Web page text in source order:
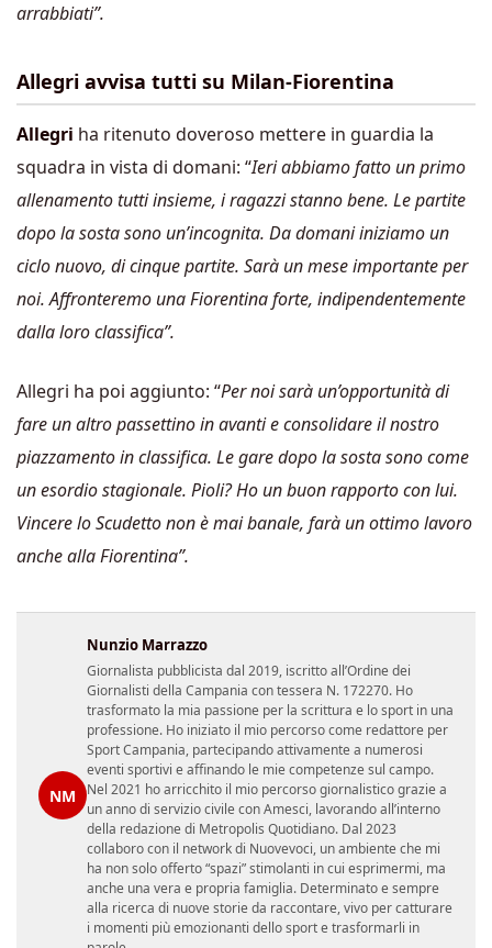
arrabbiati”.
Allegri avvisa tutti su Milan-Fiorentina
Allegri ha ritenuto doveroso mettere in guardia la
squadra in vista di domani: “Ieri abbiamo fatto un primo
allenamento tutti insieme, i ragazzi stanno bene. Le partite
dopo la sosta sono un’incognita. Da domani iniziamo un
ciclo nuovo, di cinque partite. Sarà un mese importante per
noi. Affronteremo una Fiorentina forte, indipendentemente
dalla loro classifica”.
Allegri ha poi aggiunto: “Per noi sarà un’opportunità di
fare un altro passettino in avanti e consolidare il nostro
piazzamento in classifica. Le gare dopo la sosta sono come
un esordio stagionale. Pioli? Ho un buon rapporto con lui.
Vincere lo Scudetto non è mai banale, farà un ottimo lavoro
anche alla Fiorentina”.
NM
Nunzio Marrazzo
Giornalista pubblicista dal 2019, iscritto all’Ordine dei
Giornalisti della Campania con tessera N. 172270. Ho
trasformato la mia passione per la scrittura e lo sport in una
professione. Ho iniziato il mio percorso come redattore per
Sport Campania, partecipando attivamente a numerosi
eventi sportivi e affinando le mie competenze sul campo.
Nel 2021 ho arricchito il mio percorso giornalistico grazie a
un anno di servizio civile con Amesci, lavorando all’interno
della redazione di Metropolis Quotidiano. Dal 2023
collaboro con il network di Nuovevoci, un ambiente che mi
ha non solo offerto “spazi” stimolanti in cui esprimermi, ma
anche una vera e propria famiglia. Determinato e sempre
alla ricerca di nuove storie da raccontare, vivo per catturare
i momenti più emozionanti dello sport e trasformarli in